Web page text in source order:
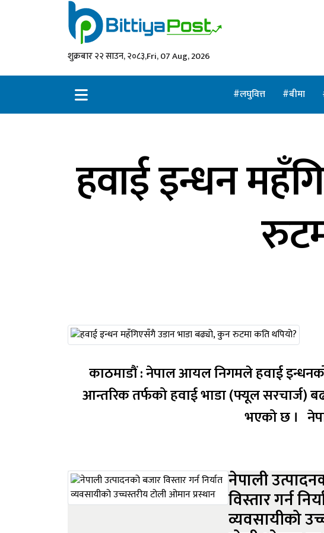
शुक्रबार २२ साउन, २०८३,Fri, 07 Aug, 2026
लघुवित्त बीमा
हवाई इन्धन
काठमाडौं : नेपाल आयल निगमले हवाई
आन्तरिक तर्फको हवाई भाडा (फ्यूल सरचार्ज)
नेपाली
विस्तार गर्न
व्यवसायीको